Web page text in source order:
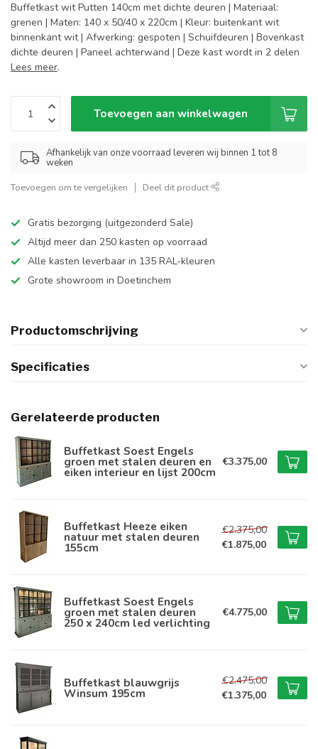
Buffetkast wit Putten 140cm met dichte deuren | Materiaal:
grenen | Maten: 140 x 50/40 x 220cm | Kleur: buitenkant wit
binnenkant wit | Afwerking: gespoten | Schuifdeuren | Bovenkast
dichte deuren | Paneel achterwand | Deze kast wordt in 2 delen
Lees meer.
Toevoegen aan winkelwagen
Afhankelijk van onze voorraad leveren wij binnen 1 tot 8
weken
Toevoegen om te vergelijken Deel dit product
Gratis bezorging (uitgezonderd Sale)
Altijd meer dan 250 kasten op voorraad
Alle kasten leverbaar in 135 RAL-kleuren
Grote showroom in Doetinchem
Productomschrijving
Specificaties
Gerelateerde producten
Buffetkast Soest Engels
groen met stalen deuren en
eiken interieur en lijst 200cm
€3.375,00
Buffetkast Heeze eiken
natuur met stalen deuren
155cm
€2.375,00
€1.875,00
Buffetkast Soest Engels
groen met stalen deuren
250 x 240cm led verlichting
€4.775,00
Buffetkast blauwgrijs
Winsum 195cm
€2.475,00
€1.375,00